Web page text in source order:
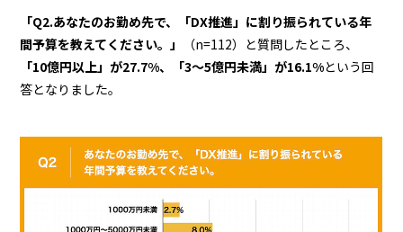
「Q2.あなたのお勤め先で、「DX推進」に割り振られている年
間予算を教えてください。」
（n=112）と質問したところ、
「10億円以上」が27.7%、「3～5億円未満」が16.1%という回
答となりました。